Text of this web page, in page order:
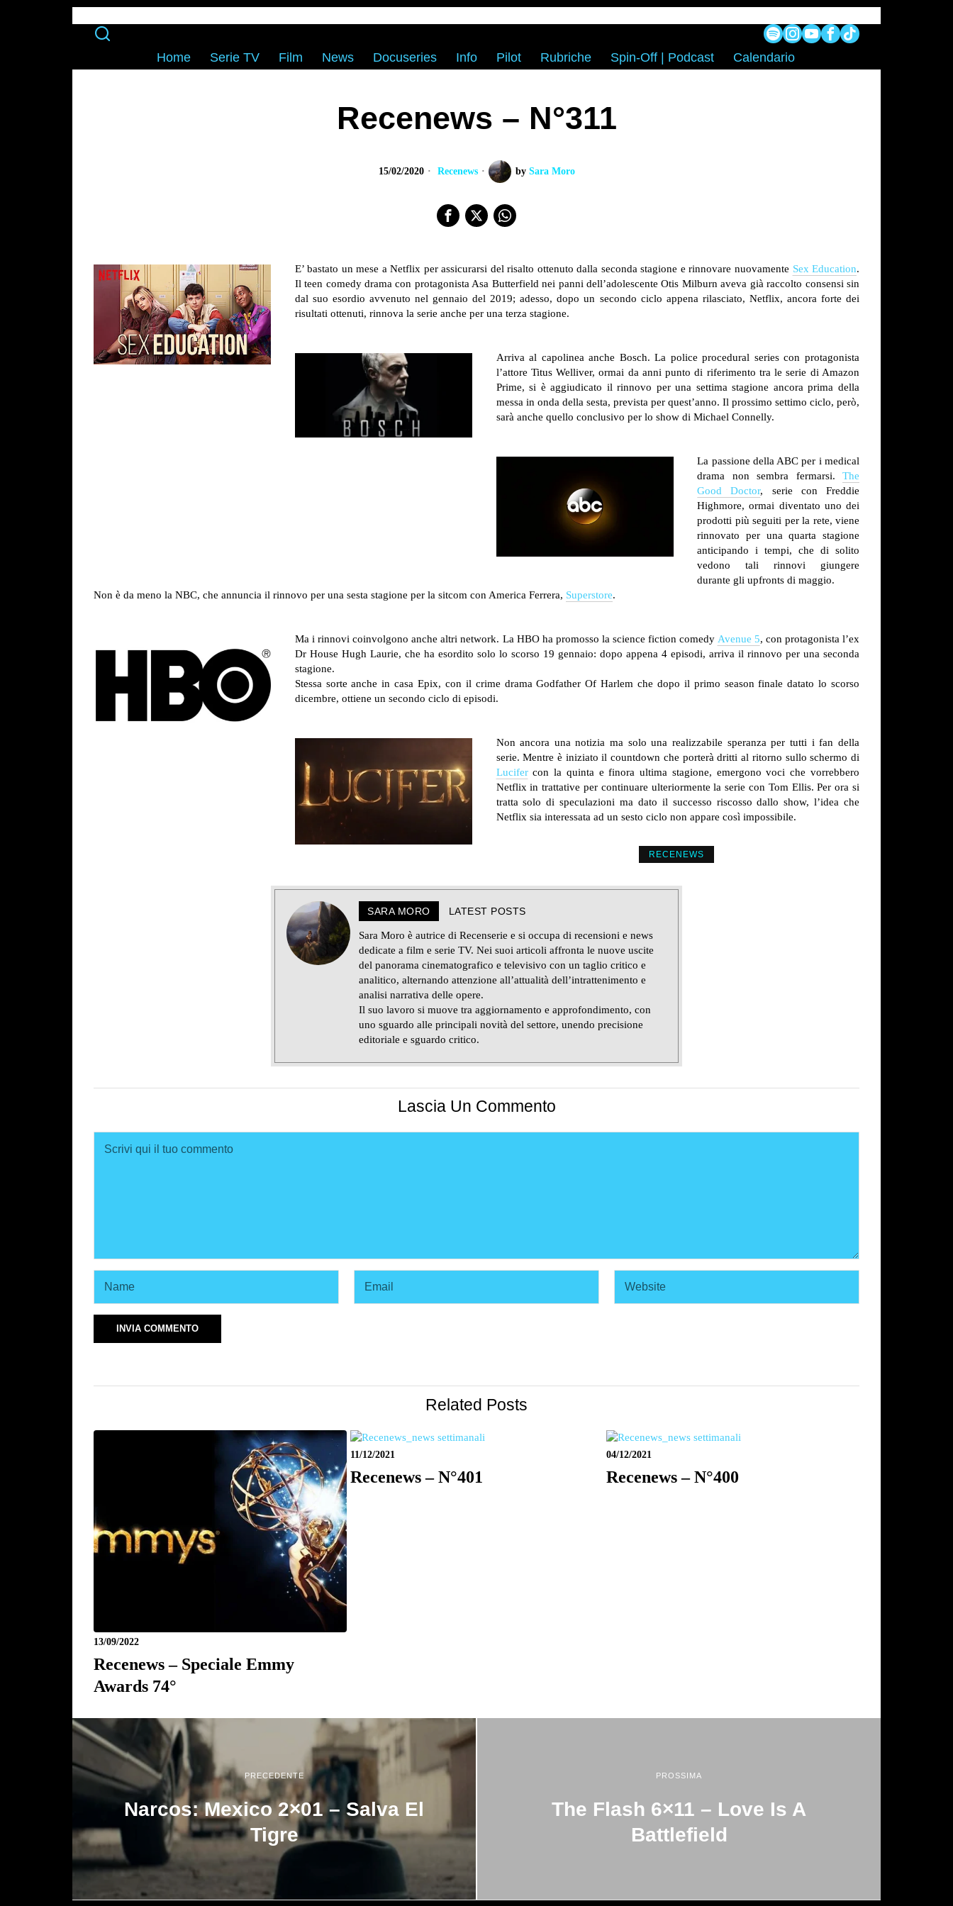
Home Serie TV Film News Docuseries Info Pilot Rubriche Spin-Off | Podcast Calendario
Recenews – N°311
15/02/2020 Recenews by Sara Moro
E’ bastato un mese a Netflix per assicurarsi del risalto ottenuto dalla seconda stagione e rinnovare nuovamente Sex Education.
Il teen comedy drama con protagonista Asa Butterfield nei panni dell’adolescente Otis Milburn aveva già raccolto consensi sin
dal suo esordio avvenuto nel gennaio del 2019; adesso, dopo un secondo ciclo appena rilasciato, Netflix, ancora forte dei
risultati ottenuti, rinnova la serie anche per una terza stagione.
Arriva al capolinea anche Bosch. La police procedural series con protagonista
l’attore Titus Welliver, ormai da anni punto di riferimento tra le serie di Amazon
Prime, si è aggiudicato il rinnovo per una settima stagione ancora prima della
messa in onda della sesta, prevista per quest’anno. Il prossimo settimo ciclo, però,
sarà anche quello conclusivo per lo show di Michael Connelly.
La passione della ABC per i medical
drama non sembra fermarsi. The
Good Doctor, serie con Freddie
Highmore, ormai diventato uno dei
prodotti più seguiti per la rete, viene
rinnovato per una quarta stagione
anticipando i tempi, che di solito
vedono tali rinnovi giungere
durante gli upfronts di maggio.
Non è da meno la NBC, che annuncia il rinnovo per una sesta stagione per la sitcom con America Ferrera, Superstore.
Ma i rinnovi coinvolgono anche altri network. La HBO ha promosso la science fiction comedy Avenue 5, con protagonista l’ex
Dr House Hugh Laurie, che ha esordito solo lo scorso 19 gennaio: dopo appena 4 episodi, arriva il rinnovo per una seconda
stagione.
Stessa sorte anche in casa Epix, con il crime drama Godfather Of Harlem che dopo il primo season finale datato lo scorso
dicembre, ottiene un secondo ciclo di episodi.
Non ancora una notizia ma solo una realizzabile speranza per tutti i fan della
serie. Mentre è iniziato il countdown che porterà dritti al ritorno sullo schermo di
Lucifercon la quinta e finora ultima stagione, emergono voci che vorrebbero
Netflix in trattative per continuare ulteriormente la serie con Tom Ellis. Per ora si
tratta solo di speculazioni ma dato il successo riscosso dallo show, l’idea che
Netflix sia interessata ad un sesto ciclo non appare così impossibile.
RECENEWS
SARA MORO LATEST POSTS
Sara Moro è autrice di Recenserie e si occupa di recensioni e news
dedicate a film e serie TV. Nei suoi articoli affronta le nuove uscite
del panorama cinematografico e televisivo con un taglio critico e
analitico, alternando attenzione all’attualità dell’intrattenimento e
analisi narrativa delle opere.
Il suo lavoro si muove tra aggiornamento e approfondimento, con
uno sguardo alle principali novità del settore, unendo precisione
editoriale e sguardo critico.
Lascia Un Commento
Related Posts
13/09/2022
Recenews – Speciale Emmy
Awards 74°
11/12/2021
Recenews – N°401
04/12/2021
Recenews – N°400
PRECEDENTE
Narcos: Mexico 2×01 – Salva El
Tigre
PROSSIMA
The Flash 6×11 – Love Is A
Battlefield